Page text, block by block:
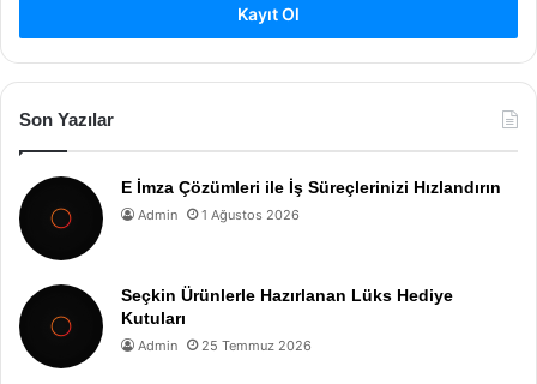
Kayıt Ol
Son Yazılar
E İmza Çözümleri ile İş Süreçlerinizi Hızlandırın
Admin 1 Ağustos 2026
Seçkin Ürünlerle Hazırlanan Lüks Hediye
Kutuları
Admin 25 Temmuz 2026